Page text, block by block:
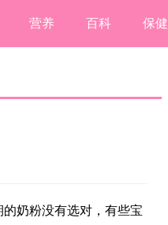
营养 百科 保健
奶粉没有选对，有些宝